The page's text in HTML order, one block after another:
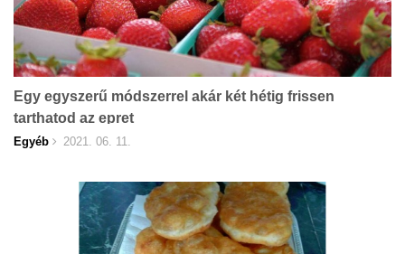
Egy egyszerű módszerrel akár két hétig frissen
tarthatod az epret
Egyéb 2021. 06. 11.